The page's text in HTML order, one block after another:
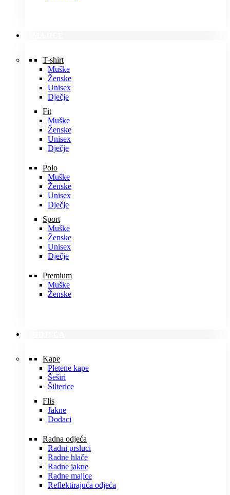
T-shirt
Muške
Ženske
Unisex
Dječje
Fit
Muške
Ženske
Unisex
Dječje
Polo
Muške
Ženske
Unisex
Dječje
Sport
Muške
Ženske
Unisex
Dječje
Premium
Muške
Ženske
Kape
Pletene kape
Šeširi
Šilterice
Flis
Jakne
Dodaci
Radna odjeća
Radni prsluci
Radne hlače
Radne jakne
Radne majice
Reflektirajuća odjeća